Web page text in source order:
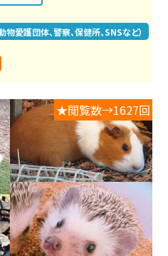
愛護団体、警察、保健所、SNSなど）
★閲覧数→1627回